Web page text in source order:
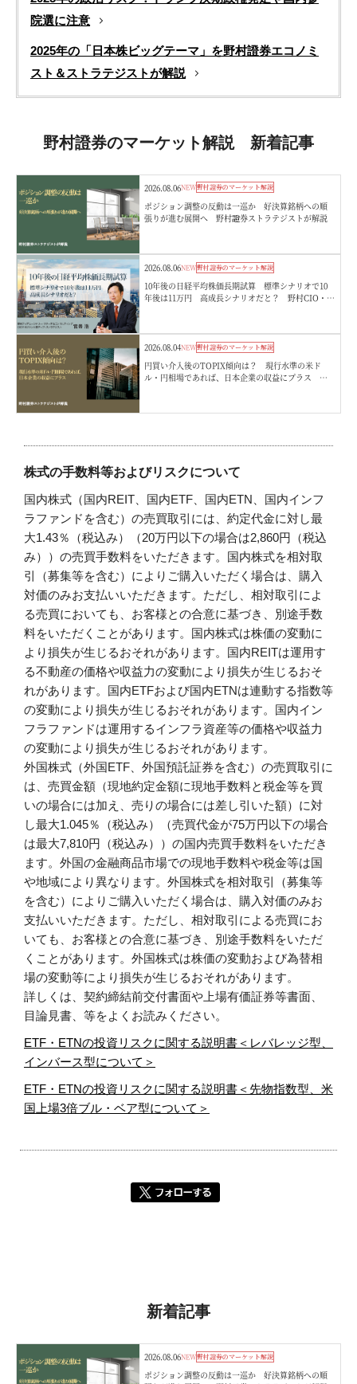
院選に注意
2025年の「日本株ビッグテーマ」を野村證券エコノミ
スト＆ストラテジストが解説
野村證券のマーケット解説 新着記事
2026.08.06NEW野村證券のマーケット解説
ポジション調整の反動は一巡か 好決算銘柄への順
張りが進む展開へ 野村證券ストラテジストが解説
2026.08.06NEW野村證券のマーケット解説
10年後の日経平均株価長期試算 標準シナリオで10
年後は11万円 高成長シナリオだと？ 野村CIO・宮
2026.08.04NEW野村證券のマーケット解説
円買い介入後のTOPIX傾向は？ 現行水準の米ド
ル・円相場であれば、日本企業の収益にプラス 野
株式の手数料等およびリスクについて
国内株式（国内REIT、国内ETF、国内ETN、国内インフ
ラファンドを含む）の売買取引には、約定代金に対し最
大1.43％（税込み）（20万円以下の場合は2,860円（税込
み））の売買手数料をいただきます。国内株式を相対取
引（募集等を含む）によりご購入いただく場合は、購入
対価のみお支払いいただきます。ただし、相対取引によ
る売買においても、お客様との合意に基づき、別途手数
料をいただくことがあります。国内株式は株価の変動に
より損失が生じるおそれがあります。国内REITは運用す
る不動産の価格や収益力の変動により損失が生じるおそ
れがあります。国内ETFおよび国内ETNは連動する指数等
の変動により損失が生じるおそれがあります。国内イン
フラファンドは運用するインフラ資産等の価格や収益力
の変動により損失が生じるおそれがあります。
外国株式（外国ETF、外国預託証券を含む）の売買取引に
は、売買金額（現地約定金額に現地手数料と税金等を買
いの場合には加え、売りの場合には差し引いた額）に対
し最大1.045％（税込み）（売買代金が75万円以下の場合
は最大7,810円（税込み））の国内売買手数料をいただき
ます。外国の金融商品市場での現地手数料や税金等は国
や地域により異なります。外国株式を相対取引（募集等
を含む）によりご購入いただく場合は、購入対価のみお
支払いいただきます。ただし、相対取引による売買にお
いても、お客様との合意に基づき、別途手数料をいただ
くことがあります。外国株式は株価の変動および為替相
場の変動等により損失が生じるおそれがあります。
詳しくは、契約締結前交付書面や上場有価証券等書面、
目論見書、等をよくお読みください。
ETF・ETNの投資リスクに関する説明書＜レバレッジ型、
インバース型について＞
ETF・ETNの投資リスクに関する説明書＜先物指数型、米
国上場3倍ブル・ベア型について＞
新着記事
2026.08.06NEW野村證券のマーケット解説
ポジション調整の反動は一巡か 好決算銘柄への順